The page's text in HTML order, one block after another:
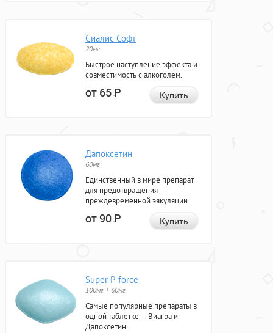
Сиалис Софт
20мг
Быстрое наступление эффекта и
совместимость с алкоголем.
от 65Р Купить
Дапоксетин
60мг
Единственный в мире препарат
для предотвращения
преждевременной эякуляции.
от 90Р Купить
Super P-force
100мг + 60мг
Самые популярные препараты в
одной таблетке — Виагра и
Дапоксетин.